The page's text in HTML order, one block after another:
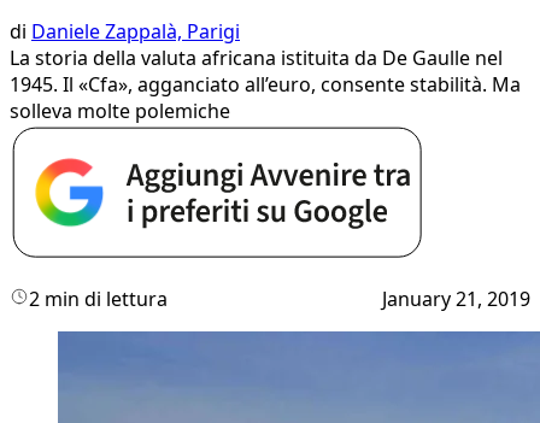
di Daniele Zappalà, Parigi
La storia della valuta africana istituita da De Gaulle nel
1945. Il «Cfa», agganciato all’euro, consente stabilità. Ma
solleva molte polemiche
2 min di lettura January 21, 2019